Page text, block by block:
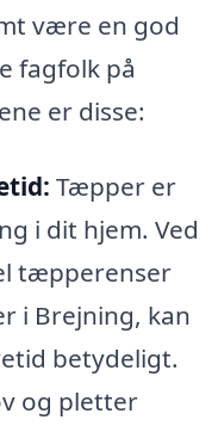
være en god
fagfolk på
er disse:
Tæpper er
i dit hjem. Ved
tæpperenser
i Brejning, kan
betydeligt.
og pletter